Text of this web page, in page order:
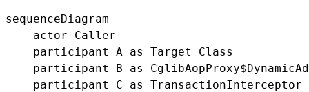
sequenceDiagram
    actor Caller
    participant A as Target Class
participant B as
    participant C as TransactionInterceptor